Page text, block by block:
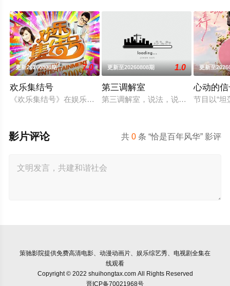
更新20260808期 7.0
欢乐集结号
《欢乐集结号》在娱乐资讯类栏目中一枝独秀，领跑全国，是
更新至20260808期 1.0
第三调解室
第三调解室，说法，说理，说亲情。
更新至
心动的
节目以“
共0 条 “恰是百年风华” 影评
影片评论
策驰影院提供免费高清电影、动漫动画片、娱乐综艺秀、电视剧全集在
线观看
Copyright © 2022 shuihongtax.com All Rights Reserved
晋ICP备70021968号